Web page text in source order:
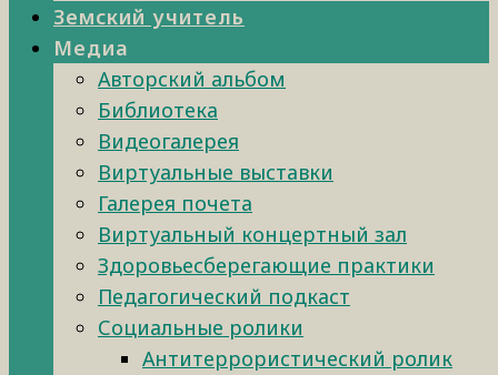
Земский учитель
Медиа
Авторский альбом
Библиотека
Видеогалерея
Виртуальные выставки
Галерея почета
Виртуальный концертный зал
Здоровьесберегающие практики
Педагогический подкаст
Социальные ролики
Антитеррористический ролик